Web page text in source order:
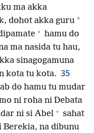
ma akka
dohot akka guru *
+ hamu do
ma nasida tu hau,
sinagogamuna
kota tu kota. 35
do hamu tu mudar
ni roha ni Debata
ni si Abel + sahat
Berekia, na dibunu